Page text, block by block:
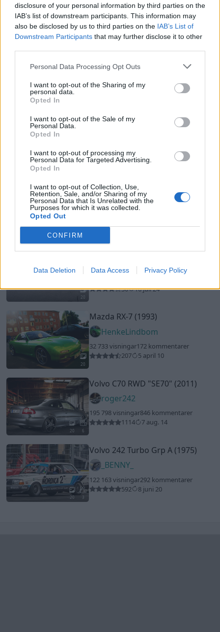
disclosure of your personal information by third parties on the
IAB’s list of downstream participants. This information may
also be disclosed by us to third parties on the IAB’s List of
Downstream Participants that may further disclose it to other
Personal Data Processing Opt Outs
I want to opt-out of the Sharing of my
personal data.
Opted In
I want to opt-out of the Sale of my
Personal Data.
Opted In
I want to opt-out of processing my
Personal Data for Targeted Advertising.
Opted In
I want to opt-out of Collection, Use,
Retention, Sale, and/or Sharing of my
Personal Data that Is Unrelated with the
Purposes for which it was collected.
Opted Out
CONFIRM
Data Deletion Data Access Privacy Policy
20
MickeLR
37 633 visningar86 kommentarer
100
23 april 20
Audi R8 V10 Plus"R8 Hulk"(2016)
rocket_600ci
51
1 aug. 20
15
BMW m3 e30 turbo
"m3 turbo"
80 593 visningar 539 kommentarer
635
6 jan. 15
Chevrolet Camaro SS (1969)
GT-O
24 614 visningar236 kommentarer
20
Volvo S60 T5 ATM400 (2005)
RasmusS
30
16 juli 24
20
Mazda RX-7 (1993)
HenkeLindbom
32 733 visningar172 kommentarer
207
5 april 10
20 6
Volvo C70 RWD "SE70" (2011)
roger242
195 798 visningar846 kommentarer
1114
7 aug. 14
20 3
Volvo 242 Turbo Grp A (1975)
_BENNY_
122 163 visningar292 kommentarer
592
8 juni 20